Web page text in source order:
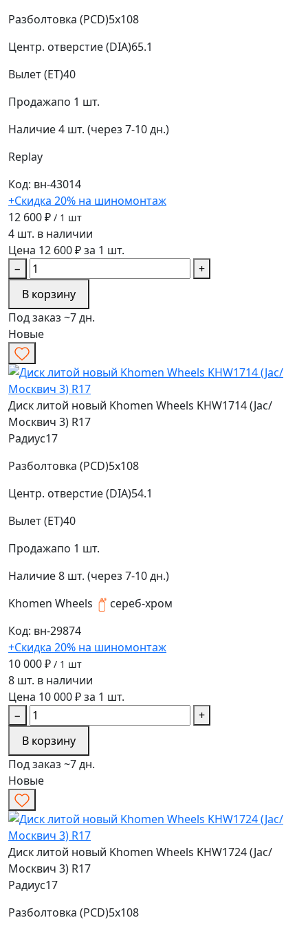
Разболтовка (PCD)5x108
Центр. отверстие (DIA)65.1
Вылет (ET)40
Продажапо 1 шт.
Наличие4 шт. (через 7-10 дн.)
Replay
Код: вн-43014
+Скидка 20% на шиномонтаж
12 600 ₽ / 1 шт
4 шт. в наличии
Цена 12 600 ₽ за 1 шт.
−
+
В корзину
Под заказ ~7 дн.
Новые
Диск литой новый Khomen Wheels KHW1714 (Jac/
Москвич 3) R17
Радиус17
Разболтовка (PCD)5x108
Центр. отверстие (DIA)54.1
Вылет (ET)40
Продажапо 1 шт.
Наличие8 шт. (через 7-10 дн.)
Khomen Wheels
сереб-хром
Код: вн-29874
+Скидка 20% на шиномонтаж
10 000 ₽ / 1 шт
8 шт. в наличии
Цена 10 000 ₽ за 1 шт.
−
+
В корзину
Под заказ ~7 дн.
Новые
Диск литой новый Khomen Wheels KHW1724 (Jac/
Москвич 3) R17
Радиус17
Разболтовка (PCD)5x108